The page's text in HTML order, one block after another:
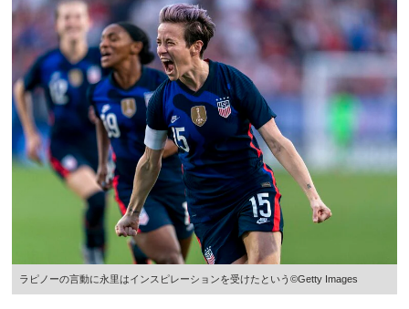
ラピノーの言動に永里はインスピレーションを受けたという©Getty Images